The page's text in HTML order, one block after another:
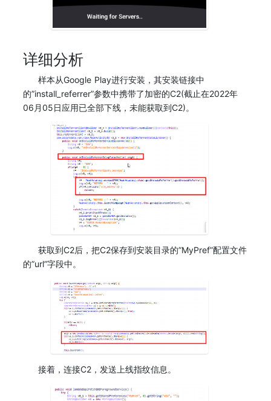
详细分析
样本从Google Play进行安装，其安装链接中
的”install_referrer”参数中携带了加密的C2(截止在2022年
06月05日应用已全部下线，未能获取到C2)。
获取到C2后，把C2保存到安装目录的”MyPref”配置文件
的”url”字段中。
接着，连接C2，发送上线指纹信息。